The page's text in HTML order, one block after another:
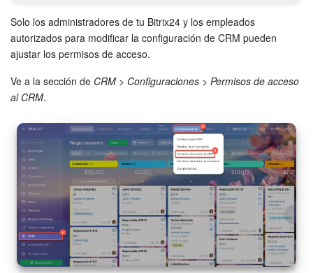
CRM + Online store
Tienda CRM
Base de conocimientos
Firma electrónica
Firma electrónica para RR. HH.
Automatización
Solo los administradores de tu Bitrix24 y los empleados
autorizados para modificar la configuración de CRM pueden
ajustar los permisos de acceso.
Ve a la sección de CRM > Configuraciones > Permisos de acceso
al CRM.